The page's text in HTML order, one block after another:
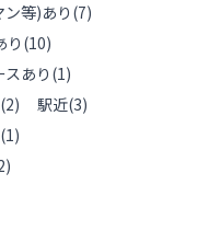
等)あり (7)
り(10)
あり (1)
(2) 駅近(3)
(1)
)